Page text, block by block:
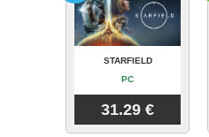
STARFIELD
PC
31.29 €